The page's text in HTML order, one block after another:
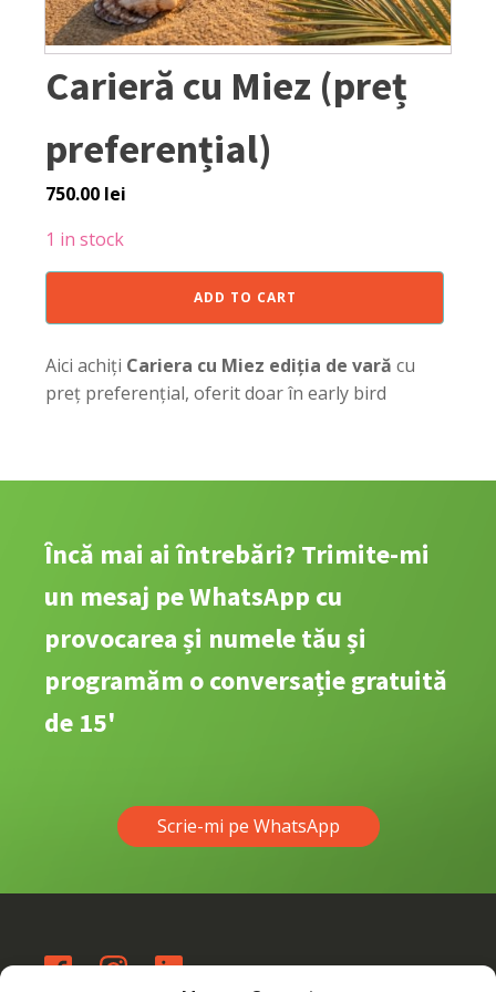
Carieră cu Miez (preț
preferențial)
750.00 lei
1 in stock
preferențial)
quantity
ADD TO CART
Aici achiți Cariera cu Miez ediția de vară cu
preț preferențial, oferit doar în early bird
Încă mai ai întrebări? Trimite-mi
un mesaj pe WhatsApp cu
provocarea și numele tău și
programăm o conversație gratuită
de 15'
Scrie-mi pe WhatsApp